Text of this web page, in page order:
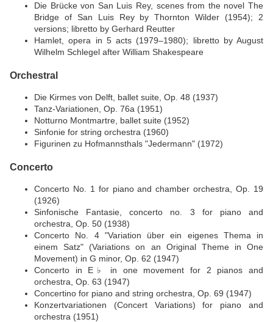
Die Brücke von San Luis Rey, scenes from the novel The
Bridge of San Luis Rey by Thornton Wilder (1954); 2
versions; libretto by Gerhard Reutter
Hamlet, opera in 5 acts (1979–1980); libretto by August
Wilhelm Schlegel after William Shakespeare
Orchestral
Die Kirmes von Delft, ballet suite, Op. 48 (1937)
Tanz-Variationen, Op. 76a (1951)
Notturno Montmartre, ballet suite (1952)
Sinfonie for string orchestra (1960)
Figurinen zu Hofmannsthals "Jedermann" (1972)
Concerto
Concerto No. 1 for piano and chamber orchestra, Op. 19
(1926)
Sinfonische Fantasie, concerto no. 3 for piano and
orchestra, Op. 50 (1938)
Concerto No. 4 "Variation über ein eigenes Thema in
einem Satz" (Variations on an Original Theme in One
Movement) in G minor, Op. 62 (1947)
Concerto in E♭ in one movement for 2 pianos and
orchestra, Op. 63 (1947)
Concertino for piano and string orchestra, Op. 69 (1947)
Konzertvariationen (Concert Variations) for piano and
orchestra (1951)